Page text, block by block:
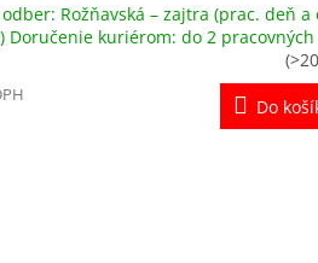
Rožňavská – zajtra (prac. deň a
Doručenie kuriérom: do 2
Do